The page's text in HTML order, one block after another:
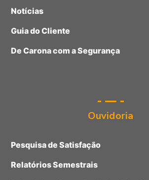
Notícias
Guia do Cliente
De Carona com a Segurança
Ouvidoria
Pesquisa de Satisfação
Relatórios Semestrais